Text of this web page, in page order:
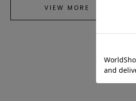
VIEW MORE